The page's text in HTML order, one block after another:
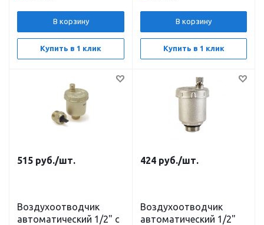
В корзину
Купить в 1 клик
В корзину
Купить в 1 клик
515 руб./шт.
Воздухоотводчик
автоматический 1/2" с
424 руб./шт.
Воздухоотводчик
автоматический 1/2"